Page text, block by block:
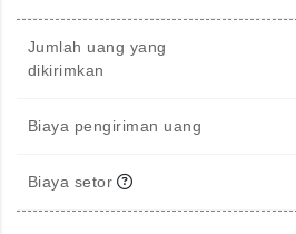
Jumlah uang yang
dikirimkan
Biaya pengiriman uang
Biaya setor